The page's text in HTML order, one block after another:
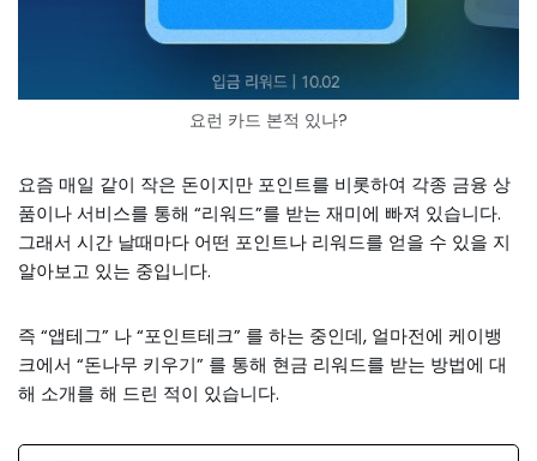
요런 카드 본적 있나?
요즘 매일 같이 작은 돈이지만 포인트를 비롯하여 각종 금융 상
품이나 서비스를 통해 “리워드”를 받는 재미에 빠져 있습니다.
그래서 시간 날때마다 어떤 포인트나 리워드를 얻을 수 있을 지
알아보고 있는 중입니다.
즉 “앱테그” 나 “포인트테크” 를 하는 중인데, 얼마전에 케이뱅
크에서 “돈나무 키우기” 를 통해 현금 리워드를 받는 방법에 대
해 소개를 해 드린 적이 있습니다.